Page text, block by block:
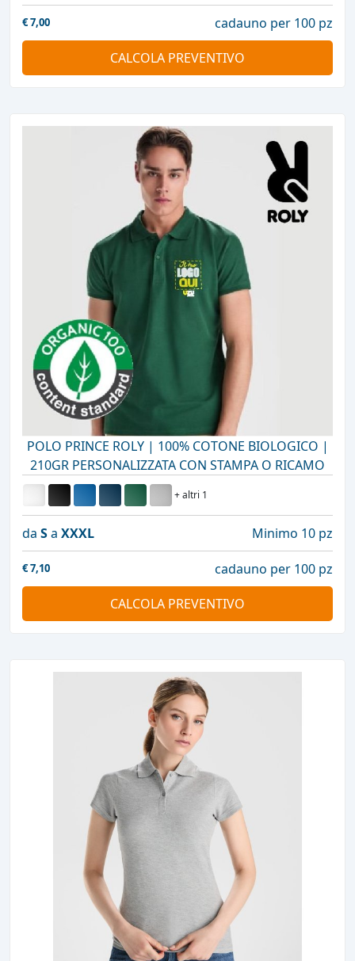
€7,00
cadauno per 100 pz
CALCOLA PREVENTIVO
POLO PRINCE ROLY | 100% COTONE BIOLOGICO |
210GR PERSONALIZZATA CON STAMPA O RICAMO
+ altri 1
da Sa XXXL Minimo 10 pz
€7,10
cadauno per 100 pz
CALCOLA PREVENTIVO